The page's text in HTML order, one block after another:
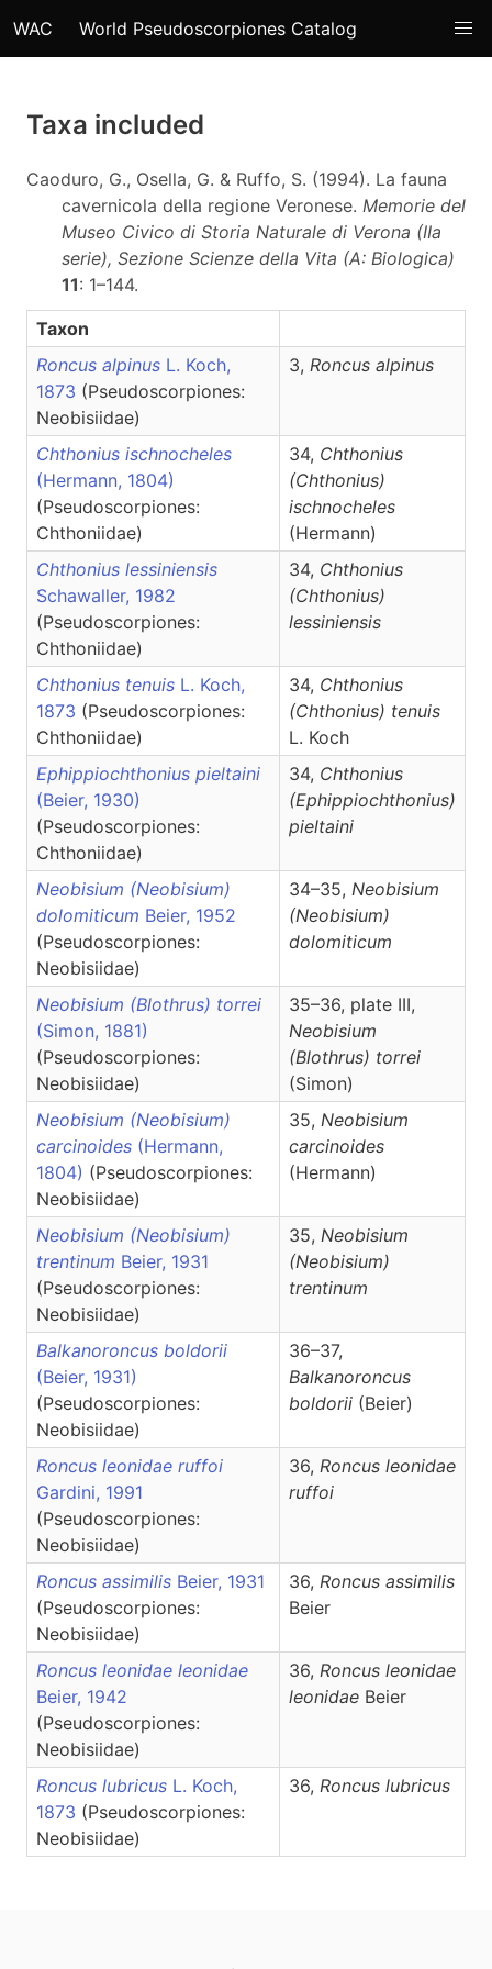
WAC World Pseudoscorpiones Catalog
Taxa included
Caoduro, G., Osella, G. & Ruffo, S. (1994). La fauna
cavernicola della regione Veronese. Memorie del
Museo Civico di Storia Naturale di Verona (IIa
serie), Sezione Scienze della Vita (A: Biologica)
11: 1–144.
Taxon
Roncus alpinus L. Koch,
1873 (Pseudoscorpiones:
Neobisiidae)
3, Roncus alpinus
Chthonius ischnocheles
(Hermann, 1804)
(Pseudoscorpiones:
Chthoniidae)
34, Chthonius
(Chthonius)
ischnocheles
(Hermann)
Chthonius lessiniensis
Schawaller, 1982
(Pseudoscorpiones:
Chthoniidae)
34, Chthonius
(Chthonius)
lessiniensis
Chthonius tenuis L. Koch,
1873 (Pseudoscorpiones:
Chthoniidae)
34, Chthonius
(Chthonius) tenuis
L. Koch
Ephippiochthonius pieltaini
(Beier, 1930)
(Pseudoscorpiones:
Chthoniidae)
34, Chthonius
(Ephippiochthonius)
pieltaini
Neobisium (Neobisium)
dolomiticum Beier, 1952
(Pseudoscorpiones:
Neobisiidae)
34–35, Neobisium
(Neobisium)
dolomiticum
Neobisium (Blothrus) torrei
(Simon, 1881)
(Pseudoscorpiones:
Neobisiidae)
35–36, plate III,
Neobisium
(Blothrus) torrei
(Simon)
Neobisium (Neobisium)
carcinoides (Hermann,
1804) (Pseudoscorpiones:
Neobisiidae)
35, Neobisium
carcinoides
(Hermann)
Neobisium (Neobisium)
trentinum Beier, 1931
(Pseudoscorpiones:
Neobisiidae)
35, Neobisium
(Neobisium)
trentinum
Balkanoroncus boldorii
(Beier, 1931)
(Pseudoscorpiones:
Neobisiidae)
36–37,
Balkanoroncus
boldorii (Beier)
Roncus leonidae ruffoi
Gardini, 1991
(Pseudoscorpiones:
Neobisiidae)
36, Roncus leonidae
ruffoi
Roncus assimilis Beier, 1931
(Pseudoscorpiones:
Neobisiidae)
36, Roncus assimilis
Beier
Roncus leonidae leonidae
Beier, 1942
(Pseudoscorpiones:
Neobisiidae)
36, Roncus leonidae
leonidae Beier
Roncus lubricus L. Koch,
1873 (Pseudoscorpiones:
Neobisiidae)
36, Roncus lubricus